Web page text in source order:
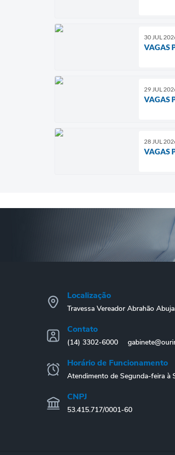
30 JUL
VAGAS
29 JUL
VAGAS
28 JUL
VAGAS
Localização
Travessa Vereador Abrahão
Contato
(14) 3302-6000
Horário de Funcionamento
Atendimento de Segunda-feira à
CNPJ
53.415.717/0001-60